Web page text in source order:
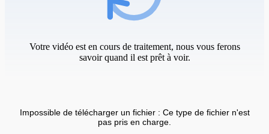
Votre vidéo est en cours de traitement, nous vous ferons
savoir quand il est prêt à voir.
Impossible de télécharger un fichier : Ce type de fichier n'est
pas pris en charge.